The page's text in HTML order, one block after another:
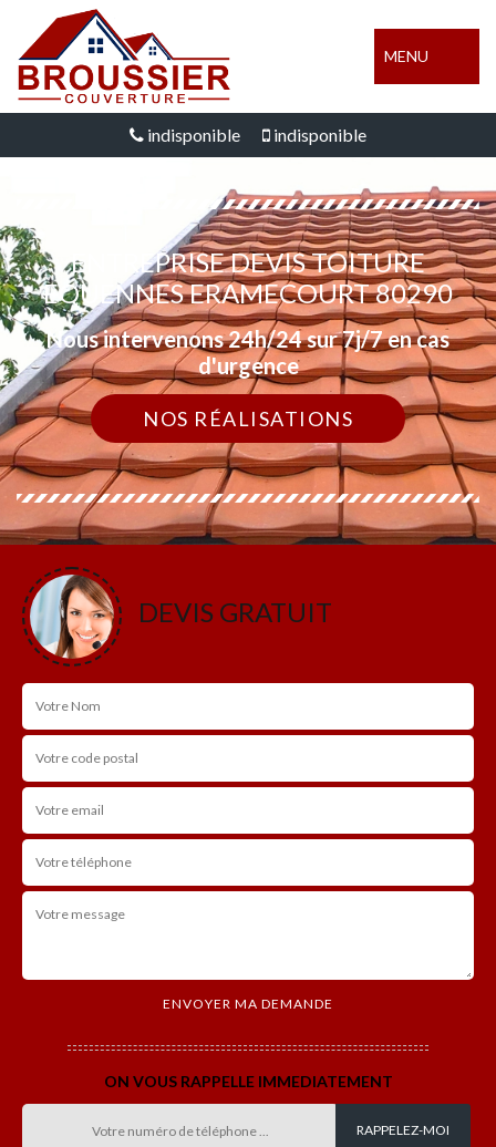
MENU
indisponible indisponible
ENTREPRISE DEVIS TOITURE
EQUENNES ERAMECOURT 80290
Nous intervenons 24h/24 sur 7j/7 en cas
d'urgence
NOS RÉALISATIONS
DEVIS GRATUIT
ON VOUS RAPPELLE IMMEDIATEMENT